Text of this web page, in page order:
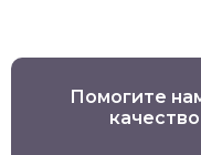
Помогите